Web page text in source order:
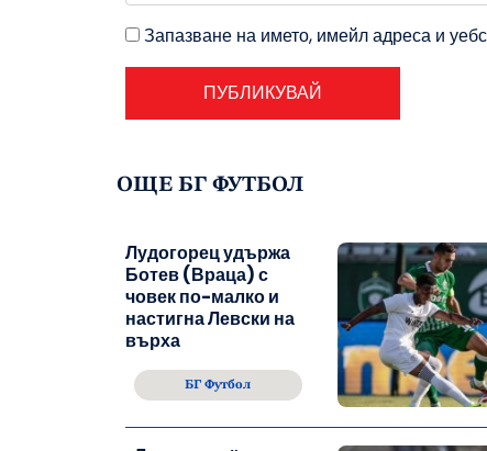
Запазване на името, имейл адреса и
ОЩЕ БГ ФУТБОЛ
Лудогорец удържа
Ботев (Враца) с
човек по-малко и
настигна Левски на
върха
БГ Футбол